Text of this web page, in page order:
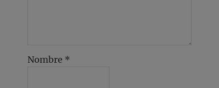
Nombre *